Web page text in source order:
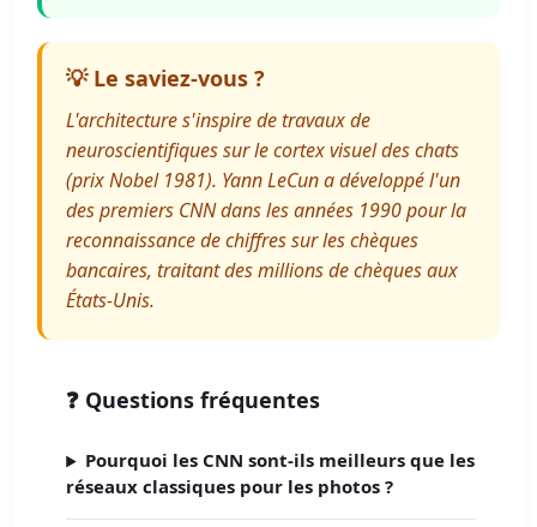
💡 Le saviez-vous ?
L'architecture s'inspire de travaux de
neuroscientifiques sur le cortex visuel des chats
(prix Nobel 1981). Yann LeCun a développé l'un
des premiers CNN dans les années 1990 pour la
reconnaissance de chiffres sur les chèques
bancaires, traitant des millions de chèques aux
États-Unis.
❓ Questions fréquentes
Pourquoi les CNN sont-ils meilleurs que les
réseaux classiques pour les photos ?